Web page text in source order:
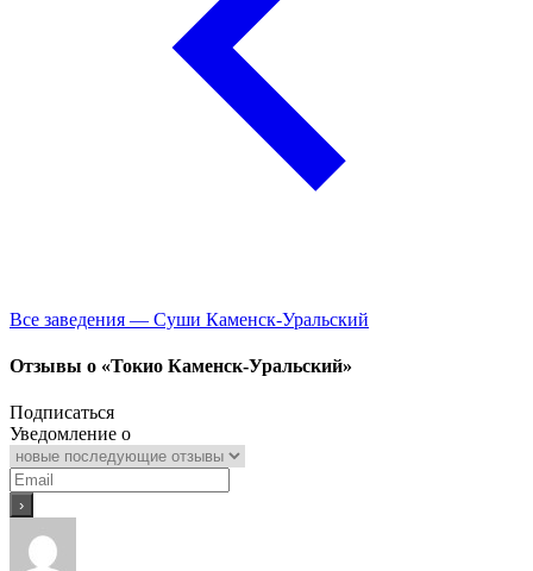
Все заведения — Суши Каменск-Уральский
Отзывы о «Токио Каменск-Уральский»
Подписаться
Уведомление о